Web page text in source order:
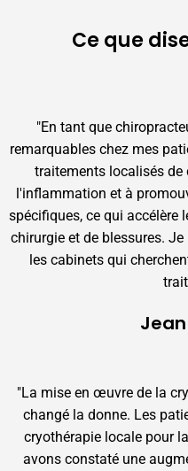
Ce que
"En tant que
remarquables chez mes
traitements localisés de
l'inflammation et à
spécifiques, ce qui accélère
chirurgie et de blessures.
les cabinets qui
"La mise en œuvre de la
changé la donne. Les
cryothérapie locale pour
avons constaté une